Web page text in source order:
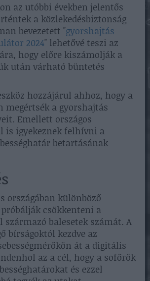
az utóbbi években jelentős
a közlekedésbiztonság
bevezetett "gyorshajtás
2024" lehetővé teszi az
hogy előre kiszámolják a
után várható büntetés
hozzájárul ahhoz, hogy a
megértsék a gyorshajtás
Emellett országos
is igyekeznek felhívni a
betartásának
országában különböző
csökkenteni a
származó balesetek számát. A
bírságoktól kezdve az
át a digitális
az a cél, hogy a sofőrök
és ezzel